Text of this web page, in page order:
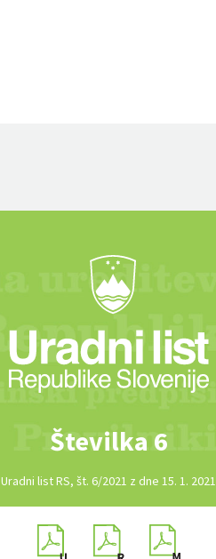
Številka 6
Uradni list RS, št. 6/2021 z dne 15. 1. 2021